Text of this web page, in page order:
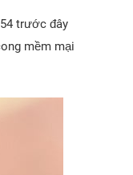
trước đây
mềm mại